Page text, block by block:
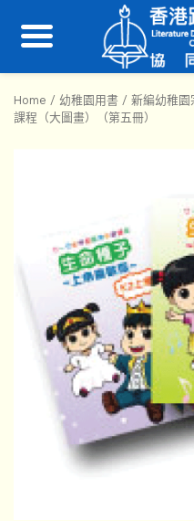
Home / 幼稚園用書 / 新編幼稚園
課程（大圖畫）（第五冊）